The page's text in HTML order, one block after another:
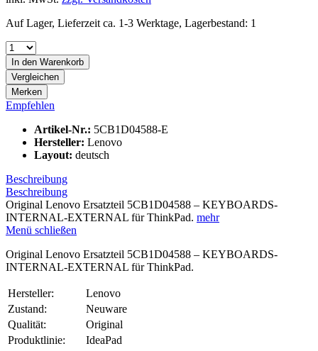
Auf Lager, Lieferzeit ca. 1-3 Werktage, Lagerbestand: 1
In den Warenkorb
Vergleichen
Merken
Empfehlen
Artikel-Nr.: 5CB1D04588-E
Hersteller: Lenovo
Layout: deutsch
Beschreibung
Beschreibung
Original Lenovo Ersatzteil 5CB1D04588 – KEYBOARDS-
INTERNAL-EXTERNAL für ThinkPad. mehr
Menü schließen
Original Lenovo Ersatzteil 5CB1D04588 – KEYBOARDS-
INTERNAL-EXTERNAL für ThinkPad.
Hersteller:
Lenovo
Zustand:
Neuware
Qualität:
Original
Produktlinie:
IdeaPad